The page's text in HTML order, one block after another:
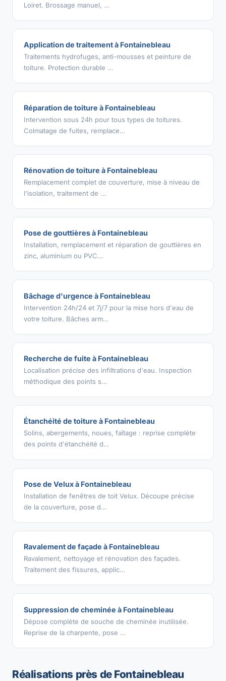
Loiret. Brossage manuel, …
Application de traitement à Fontainebleau
Traitements hydrofuges, anti-mousses et peinture de
toiture. Protection durable …
Réparation de toiture à Fontainebleau
Intervention sous 24h pour tous types de toitures.
Colmatage de fuites, remplace…
Rénovation de toiture à Fontainebleau
Remplacement complet de couverture, mise à niveau de
l'isolation, traitement de …
Pose de gouttières à Fontainebleau
Installation, remplacement et réparation de gouttières en
zinc, aluminium ou PVC…
Bâchage d'urgence à Fontainebleau
Intervention 24h/24 et 7j/7 pour la mise hors d'eau de
votre toiture. Bâches arm…
Recherche de fuite à Fontainebleau
Localisation précise des infiltrations d'eau. Inspection
méthodique des points s…
Étanchéité de toiture à Fontainebleau
Solins, abergements, noues, faîtage : reprise complète
des points d'étanchéité d…
Pose de Velux à Fontainebleau
Installation de fenêtres de toit Velux. Découpe précise
de la couverture, pose d…
Ravalement de façade à Fontainebleau
Ravalement, nettoyage et rénovation des façades.
Traitement des fissures, applic…
Suppression de cheminée à Fontainebleau
Dépose complète de souche de cheminée inutilisée.
Reprise de la charpente, pose …
Réalisations près de Fontainebleau